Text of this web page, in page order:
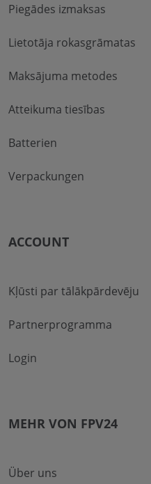
Piegādes izmaksas
Lietotāja rokasgrāmatas
Maksājuma metodes
Atteikuma tiesības
Batterien
Verpackungen
ACCOUNT
Kļūsti par tālākpārdevēju
Partnerprogramma
Login
MEHR VON FPV24
Über uns